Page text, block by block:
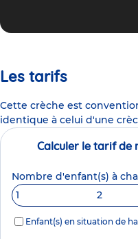
Les tarifs
Cette crèche est
identique à celui d'une
Calculer le tarif de
Nombre d'enfant(s) à
1
2
Enfant(s) en situation de